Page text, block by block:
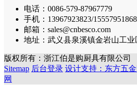
电话：0086-579-87967779
手机：13967923823/15557951868
邮箱：sales@cnbesco.com
地址：武义县泉溪镇金岩山工业
版权所有：浙江伯是购厨具有限公司
Sitemap 后台登录 设计支持：东方五金
网